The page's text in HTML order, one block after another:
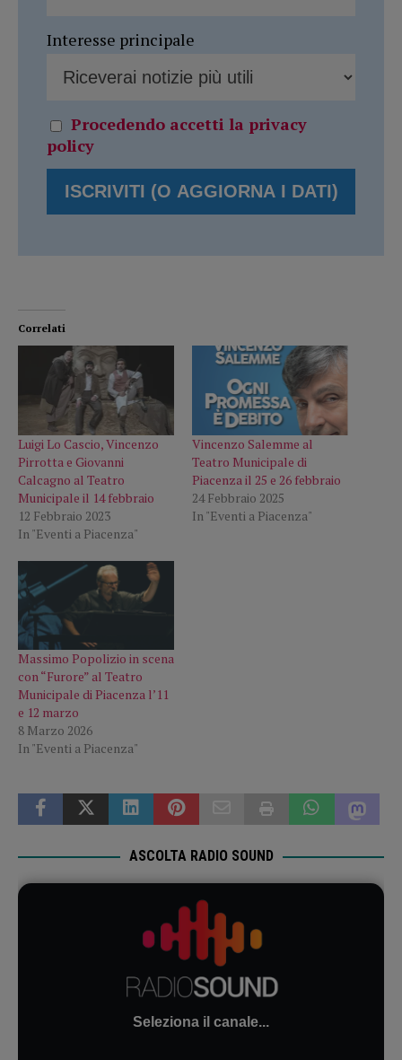
Interesse principale
Procedendo accetti la privacy
policy
Correlati
Luigi Lo Cascio, Vincenzo
Pirrotta e Giovanni
Calcagno al Teatro
Municipale il 14 febbraio
12 Febbraio 2023
In "Eventi a Piacenza"
Vincenzo Salemme al
Teatro Municipale di
Piacenza il 25 e 26 febbraio
24 Febbraio 2025
In "Eventi a Piacenza"
Massimo Popolizio in scena
con “Furore” al Teatro
Municipale di Piacenza l’11
e 12 marzo
8 Marzo 2026
In "Eventi a Piacenza"
ASCOLTA RADIO SOUND
Seleziona il canale...